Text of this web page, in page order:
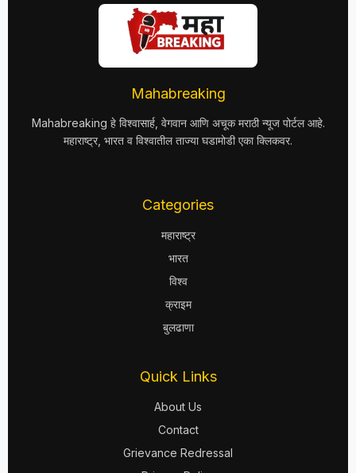
Mahabreaking
Mahabreaking हे विश्वासार्ह, वेगवान आणि अचूक मराठी न्यूज पोर्टल आहे.
महाराष्ट्र, भारत व विश्वातील ताज्या घडामोडी एका क्लिकवर.
Categories
महाराष्ट्र
भारत
विश्व
क्राइम
बुलढाणा
Quick Links
About Us
Contact
Grievance Redressal